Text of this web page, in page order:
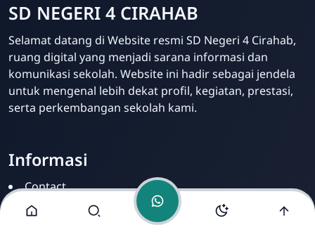
Admin
Online
SD NEGERI 4 CIRAHAB
Selamat datang di Website resmi SD Negeri 4 Cirahab,
ruang digital yang menjadi sarana informasi dan
komunikasi sekolah. Website ini hadir sebagai jendela
untuk mengenal lebih dekat profil, kegiatan, prestasi,
serta perkembangan sekolah kami.
Informasi
Contact
Disclamer